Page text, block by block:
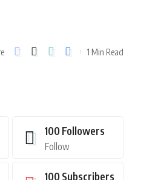
1 Min Read
100 Followers
Follow
100 Subscribers